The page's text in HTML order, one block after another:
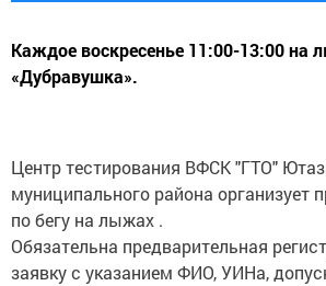
Каждое воскресенье 11:00-13:00 на
«Дубравушка».
Центр тестирования ВФСК "ГТО"
муниципального района организует
по бегу на лыжах .
Обязательна предварительная
заявку с указанием ФИО, УИНа,